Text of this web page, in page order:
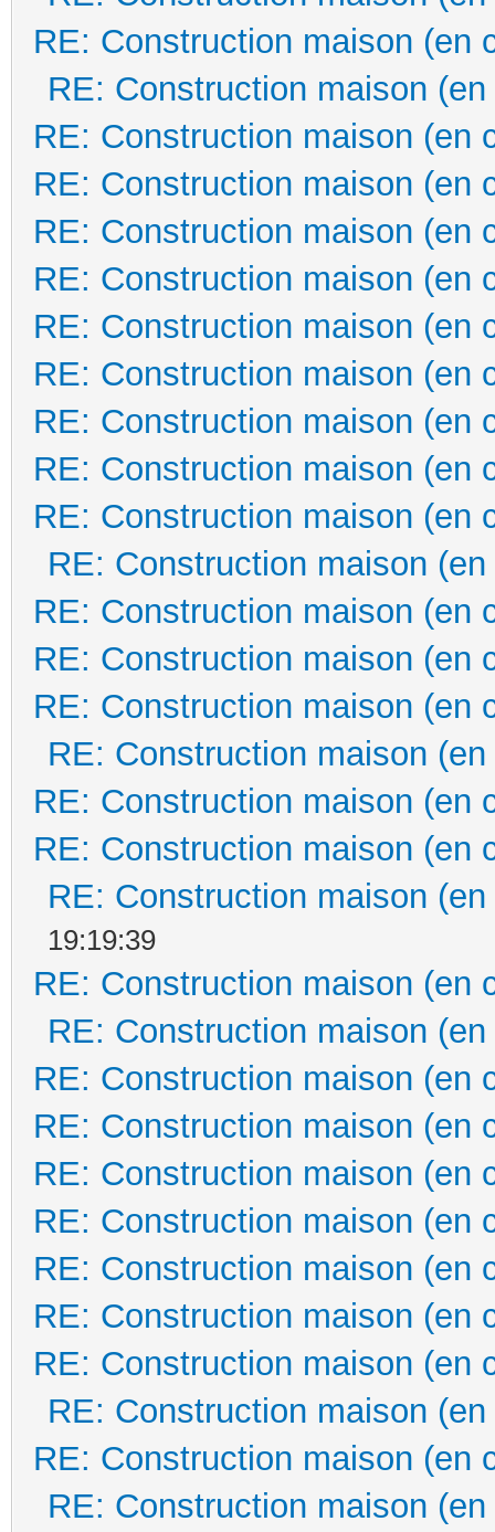
RE: Construction maison (en
RE: Construction maison
RE: Construction maison (en
RE: Construction maison (en
RE: Construction maison (en
RE: Construction maison (en
RE: Construction maison (en
RE: Construction maison (en
RE: Construction maison (en
RE: Construction maison (en
RE: Construction maison (en
RE: Construction maison
RE: Construction maison (en
RE: Construction maison (en
RE: Construction maison (en
RE: Construction maison
RE: Construction maison (en
RE: Construction maison (en
RE: Construction maison
19:19:39
RE: Construction maison (en
RE: Construction maison
RE: Construction maison (en
RE: Construction maison (en
RE: Construction maison (en
RE: Construction maison (en
RE: Construction maison (en
RE: Construction maison (en
RE: Construction maison (en
RE: Construction maison
RE: Construction maison (en
RE: Construction maison